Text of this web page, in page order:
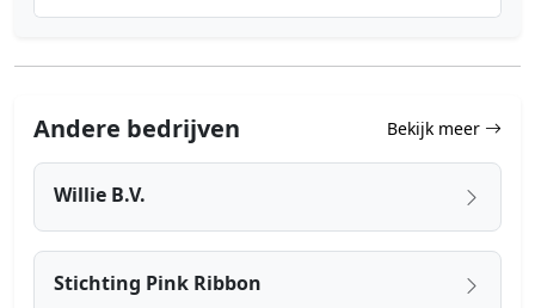
Andere bedrijven Bekijk meer
Willie B.V.
Stichting Pink Ribbon